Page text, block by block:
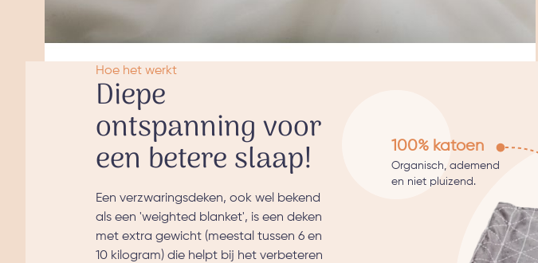
Hoe het werkt
Diepe
ontspanning voor
een betere slaap!
Een verzwaringsdeken, ook wel bekend
als een 'weighted blanket', is een deken
met extra gewicht (meestal tussen 6 en
10 kilogram) die helpt bij het verbeteren
100% katoen
Organisch, ademend
en niet pluizend.